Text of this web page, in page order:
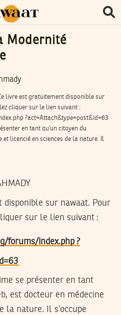
Modernité
livre est gratuitement disponible sur
cliquer sur le lien suivant :
?act=Attach&type=post&id=63
en tant qu’un citoyen du
et licencié en sciences de la nature. Il
sur nawaat. Pour
sur le lien suivant :
forums/index.php ?
se présenter en tant
est docteur en médecine
la nature. Il s’occupe